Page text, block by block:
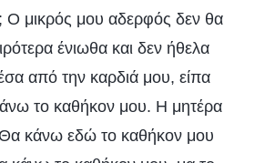
Ο μικρός μου αδερφός δεν θα
ένιωθα και δεν ήθελα
από την καρδιά μου, είπα
το καθήκον μου. Η μητέρα
Θα κάνω εδώ το καθήκον μου